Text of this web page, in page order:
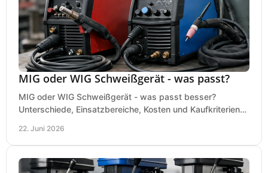
MIG oder WIG Schweißgerät - was passt?
MIG oder WIG Schweißgerät - was passt besser?
Unterschiede, Einsatzbereiche, Kosten und Kaufkriterien
22. Juni 2026